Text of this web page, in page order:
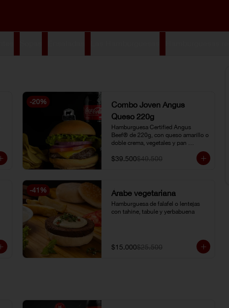
-20%
Combo Joven Angus
Queso 220g
Hamburguesa Certified Angus
Beef® de 220g, con queso amarillo o
doble crema, vegetales y pan
brioche, acompañada de papa chip o
papa francesa y gaseosa o limonada
$39.500$49.500
-41 % Árabe vegetariana
Hamburguesa de falafel o lentejas
con tahine, tabule y yerbabuena
$15.000$25.500